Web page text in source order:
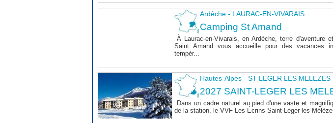
Ardèche - LAURAC-EN-VIVARAIS
Camping St Amand
À Laurac-en-Vivarais, en Ardèche, terre d'aventure
Saint Amand vous accueille pour des vacances
tempér...
Hautes-Alpes - ST LEGER LES MELEZES
2027 SAINT-LEGER LES
Dans un cadre naturel au pied d'une vaste et
de la station, le VVF Les Écrins Saint-Léger-les-